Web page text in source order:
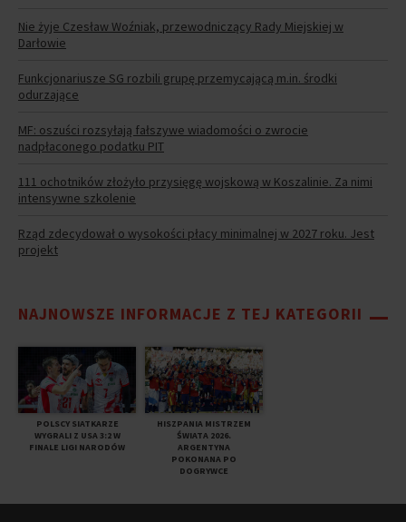
Nie żyje Czesław Woźniak, przewodniczący Rady Miejskiej w
Darłowie
Funkcjonariusze SG rozbili grupę przemycającą m.in. środki
odurzające
MF: oszuści rozsyłają fałszywe wiadomości o zwrocie
nadpłaconego podatku PIT
111 ochotników złożyło przysięgę wojskową w Koszalinie. Za nimi
intensywne szkolenie
Rząd zdecydował o wysokości płacy minimalnej w 2027 roku. Jest
projekt
NAJNOWSZE INFORMACJE Z TEJ KATEGORII
POLSCY SIATKARZE
WYGRALI Z USA 3:2 W
FINALE LIGI NARODÓW
HISZPANIA MISTRZEM
ŚWIATA 2026.
ARGENTYNA
POKONANA PO
DOGRYWCE